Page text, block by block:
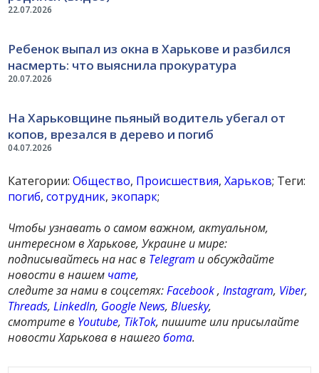
22.07.2026
20.07.2026
Ребенок выпал из окна в Харькове и разбился
насмерть: что выяснила прокуратура
04.07.2026
На Харьковщине пьяный водитель убегал от
копов, врезался в дерево и погиб
Категории:Общество, Происшествия,Харьков; Теги:
погиб,сотрудник,экопарк;
Чтобы узнавать о самом важном, актуальном,
интересном в Харькове, Украине и мире:
подписывайтесь на нас в Telegram и обсуждайте
новости в нашем чате,
следите за нами в соцсетях:Facebook,Instagram, Viber,
Threads,LinkedIn, Google News,Bluesky,
смотрите в Youtube, TikTok, пишите или присылайте
новости Харькова в нашегобота.